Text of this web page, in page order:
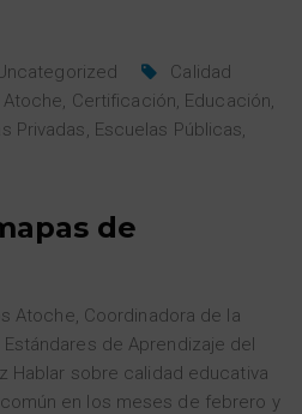
Calidad
, Certificación, Educación,
Privadas, Escuelas Públicas,
de
Atoche, Coordinadora de la
de Aprendizaje del
Hablar sobre calidad educativa
en los meses de febrero y